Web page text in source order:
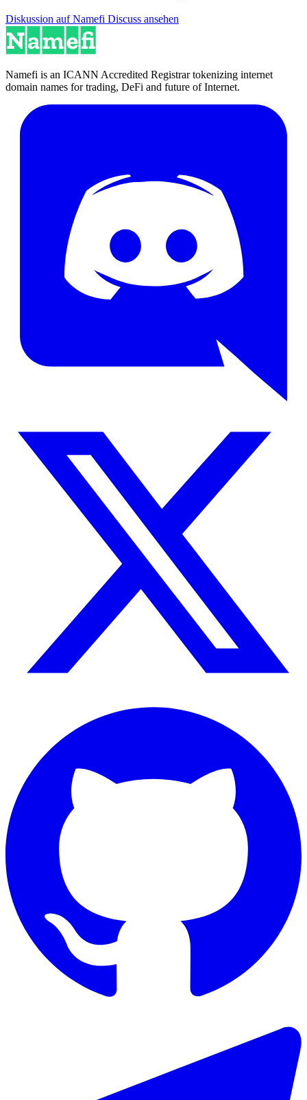
Diskussion auf Namefi Discuss ansehen
Namefi is an ICANN Accredited Registrar tokenizing internet
domain names for trading, DeFi and future of Internet.